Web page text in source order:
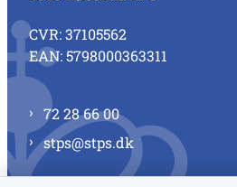
CVR: 37105562
EAN: 5798000363311
72 28 66 00
stps@stps.dk